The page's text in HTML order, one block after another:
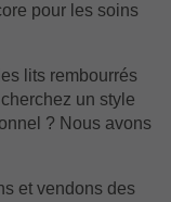
pour les soins
lits rembourrés
un style
? Nous avons
et vendons des